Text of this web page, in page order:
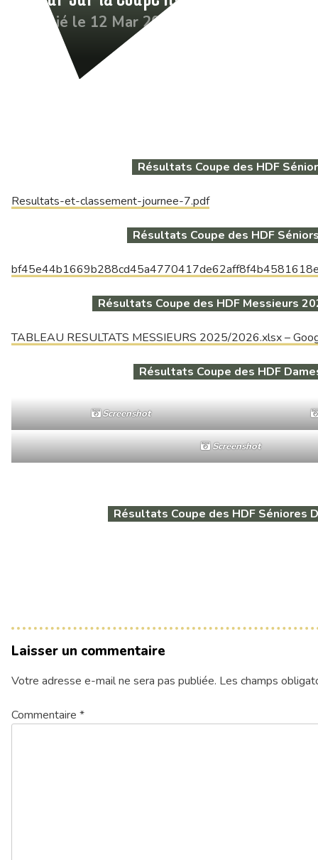
Publié le 12 Mar 2026
Résultats Coupe des HDF
Resultats-et-classement-journee-7.pdf
Résultats Coupe des HDF
Résultats Coupe des HDF Messieurs
TABLEAU RESULTATS MESSIEURS 2025/2026.xlsx –
Résultats Coupe des HDF
Screenshot
Screenshot
Résultats Coupe des HDF Séniores
Laisser un commentaire
Votre adresse e-mail ne sera pas publiée. Les champs
Commentaire *